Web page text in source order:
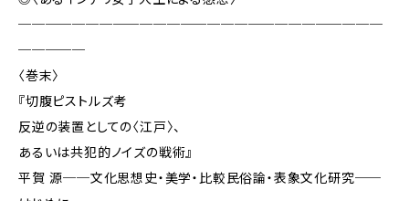
───────────────────────────
─────
〈巻末〉
『切腹ピストルズ考
反逆の装置としての〈江戸〉、
あるいは共犯的ノイズの戦術』
平賀 源──文化思想史・美学・比較民俗論・表象文化研究──